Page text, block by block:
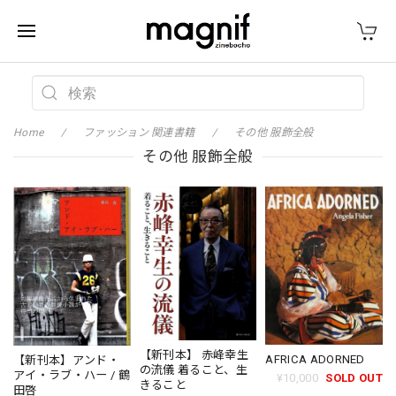
Home ファッション 関連書籍 その他 服飾全般
その他 服飾全般
【新刊本】アンド・
アイ・ラブ・ハー / 鶴
田啓
【新刊本】 赤峰幸生
の流儀 着ること、生
きること
AFRICA ADORNED
¥10,000 SOLD OUT